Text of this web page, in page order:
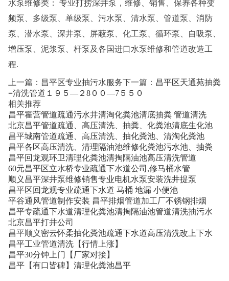
水泵维修类： 专业打捞深井泵，维修、销售、保养各种变
频泵、多级泵、单级泵、污水泵、清水泵、管道泵、消防
泵、潜水泵、深井泵、屏蔽泵、化工泵、循环泵、自吸泵、
增压泵、泥浆泵、杆泵及各国进口水泵维修和管道改造工
程.
上一篇： 昌平区专业抽污水服务下一篇： 昌平区天通苑抽粪
=清洗管道１９５—２8００—7５５０
相关推荐
昌平霍营管道疏通污水井清淘化粪池清底抽粪 管道清洗
北京昌平管道疏通、高压清洗、抽粪、化粪池清底生化池
昌平城南管道疏通、高压清洗、抽化粪池、清淘化粪池
昌平各区高压清洗、清理隔油池维修化粪池污水池、抽粪
昌平回龙观环卫清理化粪池清掏隔油池高压清洗管道
60元昌平区立水桥专业疏通下水道公司,修马桶水管
顺义昌平深井泵维修销售专业电机水泵安装洗井提泵
昌平区回龙观专业疏通下水道 马桶 地漏 小便池
平谷通风管道制作安装 昌平排烟管道加工厂不锈钢排烟
昌平专疏通下水道清理化粪池清掏隔油池管道清洗抽污水
北京昌平打井公司
昌平顺义密云怀柔抽化粪池疏通下水道高压清洗改上下水
昌平工业管道清洗【行情上涨】
昌平30分钟上门【厂家对接】
昌平【有口皆碑】清理化粪池昌平